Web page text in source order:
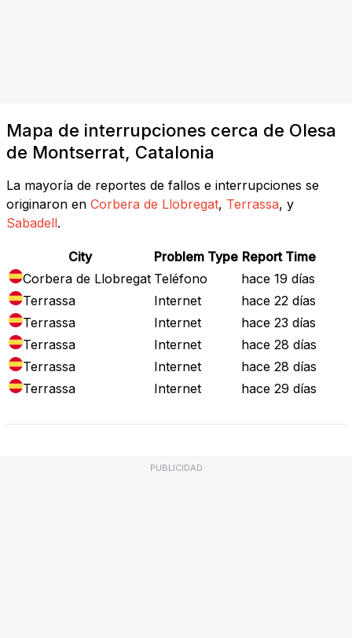
Mapa de interrupciones cerca de Olesa
de Montserrat, Catalonia
La mayoría de reportes de fallos e interrupciones se
originaron en Corbera de Llobregat, Terrassa, y
Sabadell.
City Problem Type Report Time
Corbera de Llobregat Teléfono
hace 19 días
Terrassa
Internet
hace 22 días
Terrassa
Internet
hace 23 días
Terrassa
Internet
hace 28 días
Terrassa
Internet
hace 28 días
Terrassa
Internet hace 29 días
PUBLICIDAD